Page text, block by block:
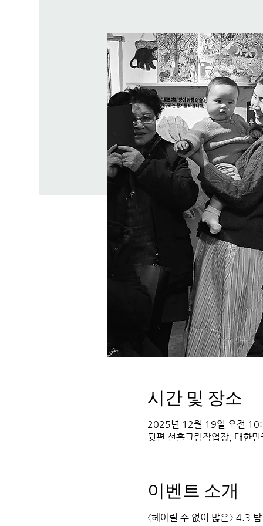
시간 및 장소
2025년 12월 19일 오전
뒷편 선흘그림작업장, 대한
이벤트 소개
〈헤아릴 수 없이 많은〉 4.3